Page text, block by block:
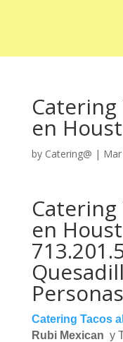
Catering
en
by Catering@ |
Catering
en
Personas
Catering Tacos
Rubi Mexican y